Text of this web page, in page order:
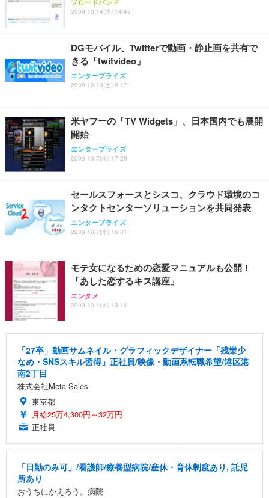
ブロードバンド
2009.10.14(水) 14:43
DGモバイル、Twitterで動画・静止画を共有で
きる「twitvideo」
エンタープライズ
2009.10.10(土) 8:17
米ヤフーの「TV Widgets」、日本国内でも展開
開始
エンタープライズ
2009.10.7(水) 17:29
セールスフォースとシスコ、クラウド環境のコ
ンタクトセンターソリューションを共同発表
エンタープライズ
2009.10.7(水) 16:31
モテ女になるための恋愛マニュアルも公開！
「あした恋するキス講座」
エンタメ
2009.10.1(木) 13:14
「27卒」動画サムネイル・グラフィックデザイナー「残業少
なめ・SNSスキル習得」正社員/映像・動画系転職希望/港区港
南2丁目
株式会社Meta Sales
東京都
月給25万4,300円～32万円
正社員
「日勤のみ可」/看護師/療養型病院/産休・育休制度あり, 託児
所あり
おうちにかえろう。病院